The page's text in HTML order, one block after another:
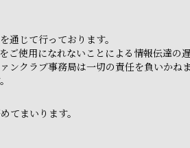
通じて行っております。
使用になれないことによる情報伝達
クラブ事務局は一切の責任を負いかねま
てまいります。